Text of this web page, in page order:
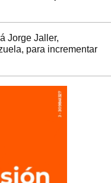
Jorge Jaller,
para incrementar